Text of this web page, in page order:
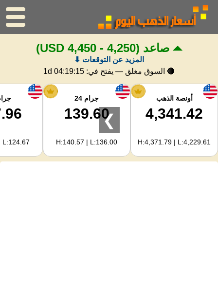
الرئيسية
سعر الذهب
اسعار الفضه
حاسبة الذهب
لمشرفي المواقع
صاعد (4,250 - 4,450 USD)
المزيد عن التوقعات ⬇
🔴 السوق مغلق — يفتح في: 1d 04:19:14
أونصة الذهب
4,341.42
H:4,371.79 | L:4,229.61
جرام 24
139.60
H:140.57 | L:136.00
L:124.67
❯